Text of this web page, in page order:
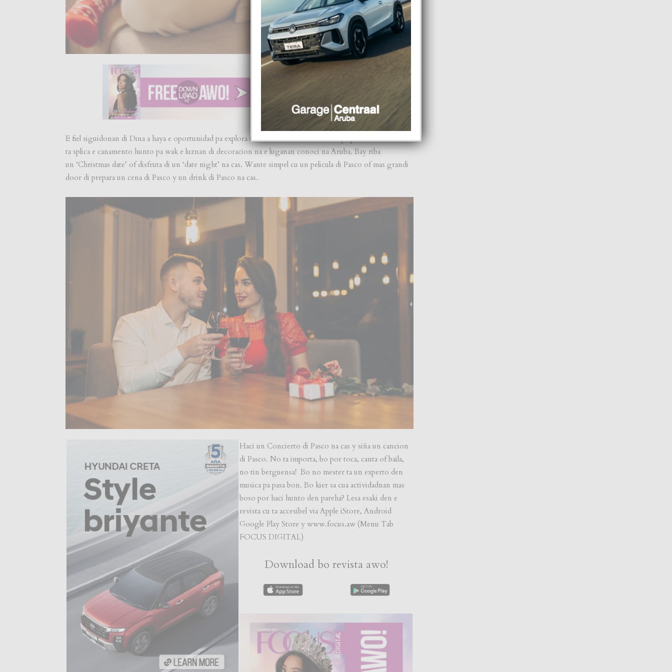
E fiel siguidonan di Dina a haya e oportunidad pa explora tur 10 actividadnan di Pasco pa pareha. Entre nan e
ta splica e canamento hunto pa wak e luznan di decoracion na e luganan conoci na Aruba. Bay riba
un ‘Christmas date’ of disfruta di un ‘date night’ na cas. Wante simpel cu un pelicula di Pasco of mas grandi
door di prepara un cena di Pasco y un drink di Pasco na cas.
Haci un Concierto di Pasco na cas y siña un cancion
di Pasco. No ta importa, bo por toca, canta of baila,
no tin berguensa! Bo no mester ta un experto den
musica pa pasa bon. Bo kier sa cua actividadnan mas
boso por haci hunto den pareha? Lesa esaki den e
revista cu ta accesibel via Apple iStore, Android
Google Play Store y www.focus.aw (Menu Tab
FOCUS DIGITAL)
Download bo revista awo!